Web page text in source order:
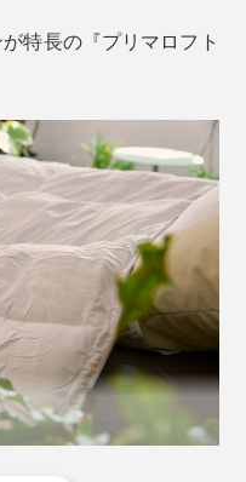
リマロフト』の特長
「400肌掛け」を組み
特長の『プリマロフト